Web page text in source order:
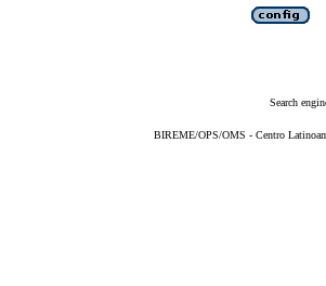
Search
BIREME/OPS/OMS - Centro